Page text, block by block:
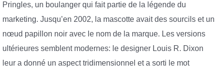
Pringles, un boulanger qui fait partie de la légende du
marketing. Jusqu’en 2002, la mascotte avait des sourcils et un
nœud papillon noir avec le nom de la marque. Les versions
ultérieures semblent modernes: le designer Louis R. Dixon
leur a donné un aspect tridimensionnel et a sorti le mot